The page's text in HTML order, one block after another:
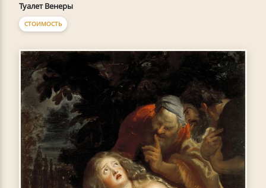
Туалет Венеры
СТОИМОСТЬ